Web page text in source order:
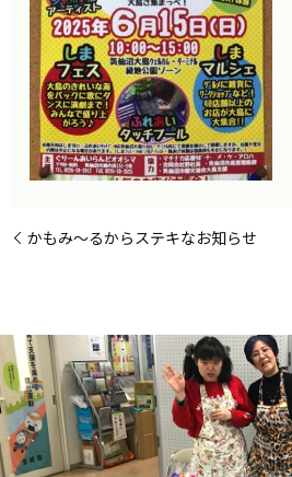
かもみ～るからステキなお知らせ